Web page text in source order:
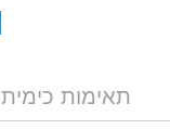
תאימות כימית